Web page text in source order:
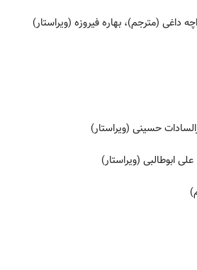
داغی (مترجم)، بهاره فیروزه (ویراستار)
حسینی (ویراستار)
ابوطالبی (ویراستار)